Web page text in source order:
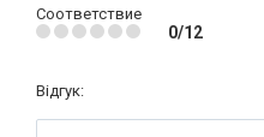
Соответствие
0/12
Відгук: